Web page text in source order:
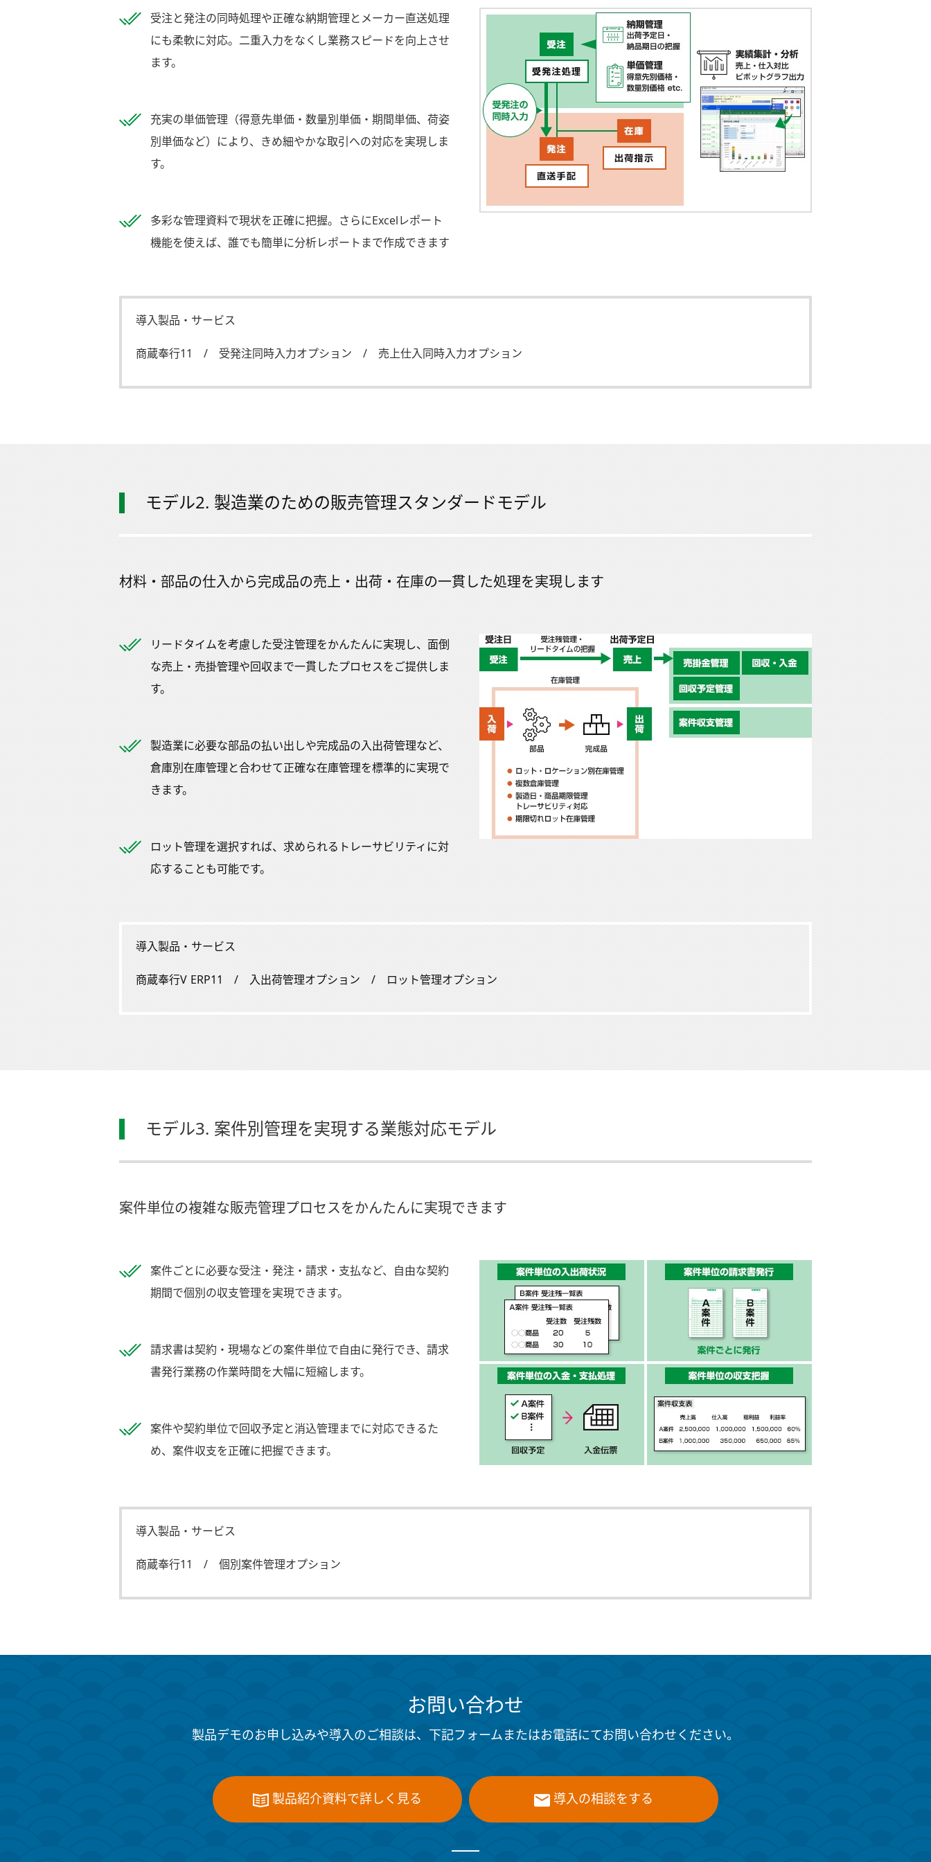
受注と発注の同時処理や正確な納期管理とメーカー直送処理
にも柔軟に対応。二重入力をなくし業務スピードを向上させ
ます。
充実の単価管理（得意先単価・数量別単価・期間単価、荷姿
別単価など）により、きめ細やかな取引への対応を実現しま
す。
多彩な管理資料で現状を正確に把握。さらにExcelレポート
機能を使えば、誰でも簡単に分析レポートまで作成できます
導入製品・サービス
商蔵奉行11 / 受発注同時入力オプション / 売上仕入同時入力オプション
モデル2. 製造業のための販売管理スタンダードモデル
材料・部品の仕入から完成品の売上・出荷・在庫の一貫した処理を実現します
リードタイムを考慮した受注管理をかんたんに実現し、面倒
な売上・売掛管理や回収まで一貫したプロセスをご提供しま
す。
製造業に必要な部品の払い出しや完成品の入出荷管理など、
倉庫別在庫管理と合わせて正確な在庫管理を標準的に実現で
きます。
ロット管理を選択すれば、求められるトレーサビリティに対
応することも可能です。
導入製品・サービス
商蔵奉行V ERP11 / 入出荷管理オプション / ロット管理オプション
モデル3. 案件別管理を実現する業態対応モデル
案件単位の複雑な販売管理プロセスをかんたんに実現できます
案件ごとに必要な受注・発注・請求・支払など、自由な契約
期間で個別の収支管理を実現できます。
請求書は契約・現場などの案件単位で自由に発行でき、請求
書発行業務の作業時間を大幅に短縮します。
案件や契約単位で回収予定と消込管理までに対応できるた
め、案件収支を正確に把握できます。
導入製品・サービス
商蔵奉行11 / 個別案件管理オプション
お問い合わせ
製品デモのお申し込みや導入のご相談は、下記フォームまたはお電話にてお問い合わせください。
製品紹介資料で詳しく見る 導入の相談をする